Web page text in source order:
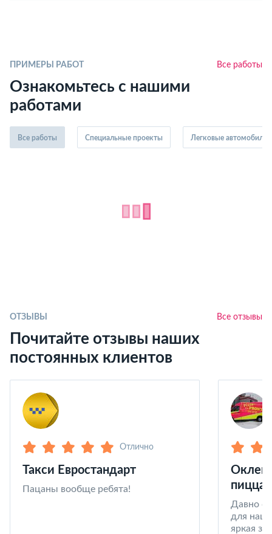
ПРИМЕРЫ РАБОТ Все работы
Ознакомьтесь с нашими
работами
Все работы Специальные проекты Легковые автомобили
ОТЗЫВЫ Все отзывы
Почитайте отзывы наших
постоянных клиентов
Отлично
Такси Евростандарт
Пацаны вообще ребята!
пицца
Давно
для
яркая